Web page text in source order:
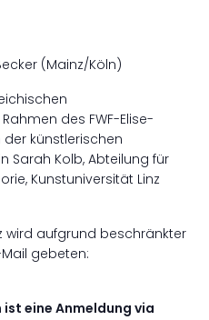
(Mainz/Köln)
des FWF-Elise-
der künstlerischen
Sarah Kolb, Abteilung für
Kunstuniversität Linz
wird aufgrund beschränkter
gebeten:
ist eine Anmeldung via